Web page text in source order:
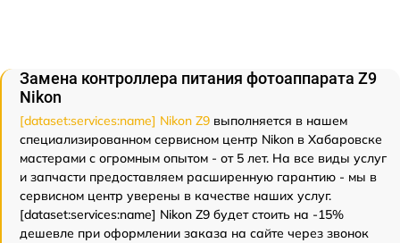
Замена контроллера питания фотоаппарата Z9
Nikon
[dataset:services:name] Nikon Z9 выполняется в нашем
специализированном сервисном центр Nikon в Хабаровске
мастерами с огромным опытом - от 5 лет. На все виды услуг
и запчасти предоставляем расширенную гарантию - мы в
сервисном центр уверены в качестве наших услуг.
[dataset:services:name] Nikon Z9 будет стоить на -15%
дешевле при оформлении заказа на сайте через звонок